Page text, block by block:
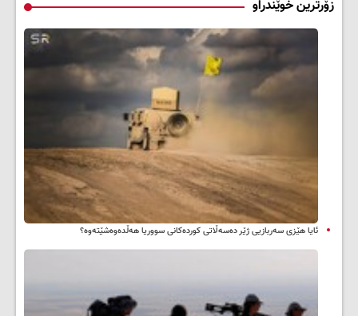
زۆرترین خوێندراو
ئایا هێزی سەربازیی ژێر دەسەڵاتی کوردەکانی سووریا هەڵدەوەشێتەوە؟